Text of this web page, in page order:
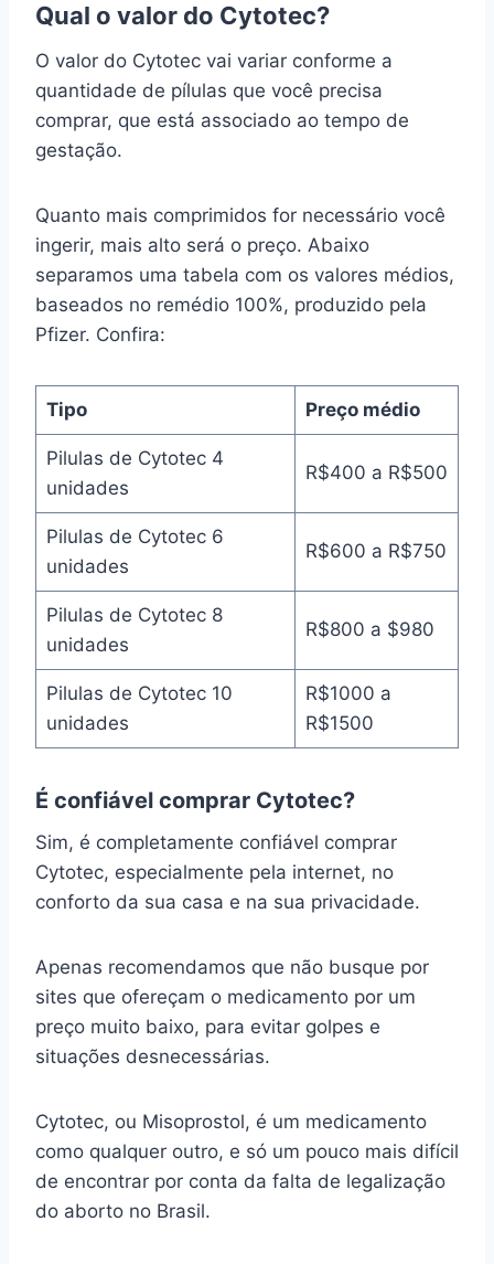
Qual o valor do Cytotec?
O valor do Cytotec vai variar conforme a
quantidade de pílulas que você precisa
comprar, que está associado ao tempo de
gestação.
Quanto mais comprimidos for necessário você
ingerir, mais alto será o preço. Abaixo
separamos uma tabela com os valores médios,
baseados no remédio 100%, produzido pela
Pfizer. Confira:
Tipo Preço médio
Pilulas de Cytotec 4
unidades
R$400 a R$500
Pilulas de Cytotec 6
unidades
R$600 a R$750
Pilulas de Cytotec 8
unidades
R$800 a $980
Pilulas de Cytotec 10
unidades
R$1000 a
R$1500
É confiável comprar Cytotec?
Sim, é completamente confiável comprar
Cytotec, especialmente pela internet, no
conforto da sua casa e na sua privacidade.
Apenas recomendamos que não busque por
sites que ofereçam o medicamento por um
preço muito baixo, para evitar golpes e
situações desnecessárias.
Cytotec, ou Misoprostol, é um medicamento
como qualquer outro, e só um pouco mais difícil
de encontrar por conta da falta de legalização
do aborto no Brasil.